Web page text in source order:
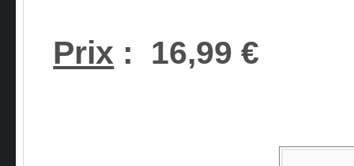
Prix : 16,99 €